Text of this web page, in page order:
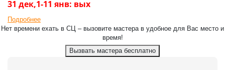
31 дек,1-11 янв: вых
Подробнее
Нет времени ехать в СЦ – вызовите мастера в удобное для Вас место и
время!
Вызвать мастера бесплатно